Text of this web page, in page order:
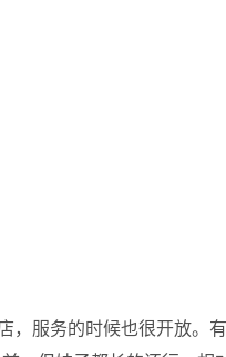
，服务的时候也很开放。